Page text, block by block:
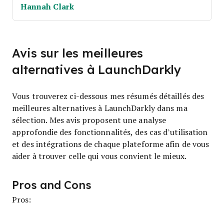
Hannah Clark
Avis sur les meilleures
alternatives à LaunchDarkly
Vous trouverez ci-dessous mes résumés détaillés des
meilleures alternatives à LaunchDarkly dans ma
sélection. Mes avis proposent une analyse
approfondie des fonctionnalités, des cas d’utilisation
et des intégrations de chaque plateforme afin de vous
aider à trouver celle qui vous convient le mieux.
Pros and Cons
Pros: